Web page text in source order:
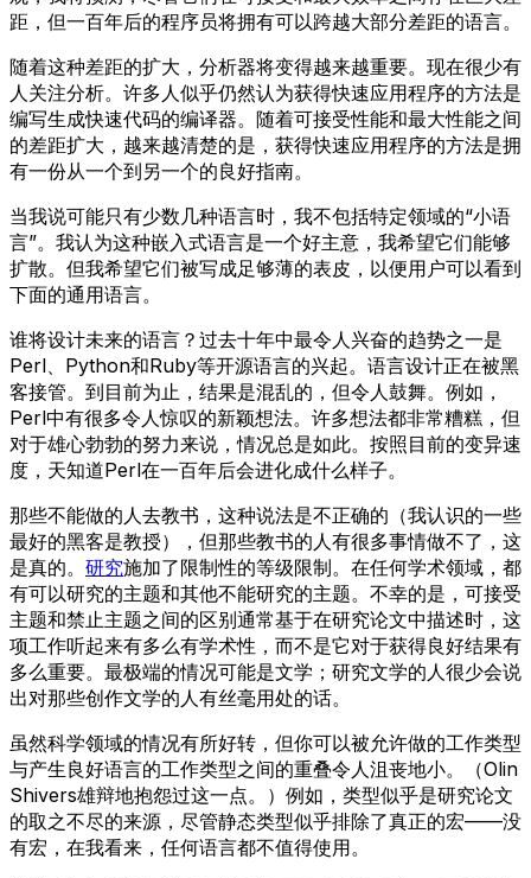
距，但一百年后的程序员将拥有可以跨越大部分差距的语言。
随着这种差距的扩大，分析器将变得越来越重要。现在很少有
人关注分析。许多人似乎仍然认为获得快速应用程序的方法是
编写生成快速代码的编译器。随着可接受性能和最大性能之间
的差距扩大，越来越清楚的是，获得快速应用程序的方法是拥
有一份从一个到另一个的良好指南。
当我说可能只有少数几种语言时，我不包括特定领域的“小语
言”。我认为这种嵌入式语言是一个好主意，我希望它们能够
扩散。但我希望它们被写成足够薄的表皮，以便用户可以看到
下面的通用语言。
谁将设计未来的语言？过去十年中最令人兴奋的趋势之一是
Perl、Python和Ruby等开源语言的兴起。语言设计正在被黑
客接管。到目前为止，结果是混乱的，但令人鼓舞。例如，
Perl中有很多令人惊叹的新颖想法。许多想法都非常糟糕，但
对于雄心勃勃的努力来说，情况总是如此。按照目前的变异速
度，天知道Perl在一百年后会进化成什么样子。
那些不能做的人去教书，这种说法是不正确的（我认识的一些
最好的黑客是教授），但那些教书的人有很多事情做不了，这
是真的。 研究施加了限制性的等级限制。在任何学术领域，都
有可以研究的主题和其他不能研究的主题。不幸的是，可接受
主题和禁止主题之间的区别通常基于在研究论文中描述时，这
项工作听起来有多么有学术性，而不是它对于获得良好结果有
多么重要。最极端的情况可能是文学；研究文学的人很少会说
出对那些创作文学的人有丝毫用处的话。
虽然科学领域的情况有所好转，但你可以被允许做的工作类型
与产生良好语言的工作类型之间的重叠令人沮丧地小。（Olin
Shivers雄辩地抱怨过这一点。）例如，类型似乎是研究论文
的取之不尽的来源，尽管静态类型似乎排除了真正的宏——没
有宏，在我看来，任何语言都不值得使用。